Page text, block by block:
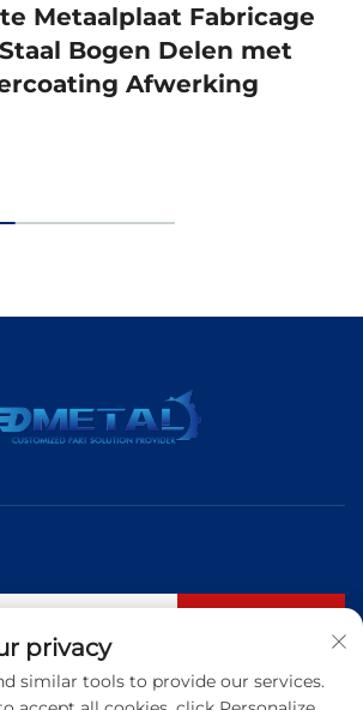
Metaalplaat Fabricage
Bogen Delen met
Afwerking
privacy
similar tools to provide our services.